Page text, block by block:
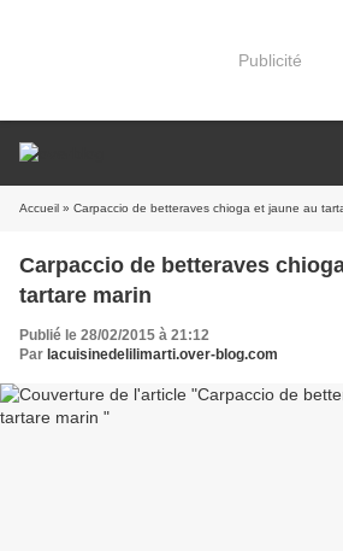
Publicité
Accueil » Carpaccio de betteraves chioga et jaune au
Carpaccio de betteraves
tartare marin
Publié le 28/02/2015 à 21:12
Par lacuisinedelilimarti.over-blog.com